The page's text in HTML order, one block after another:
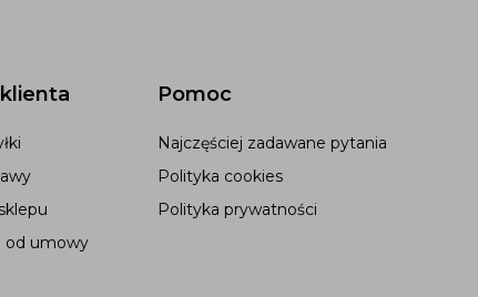
od umowy
Pomoc
Najczęściej zadawane pytania
Polityka cookies
Polityka prywatności